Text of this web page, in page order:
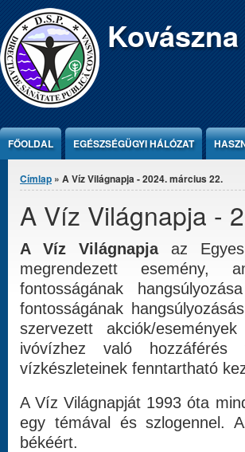
Jump to Content
FŐOLDAL EGÉSZSÉGÜGYI HÁLÓZAT
Jelenlegi hely
Címlap » A Víz Világnapja - 2024. március 22.
A Víz Világnapja -
A Víz Világnapjaaz
megrendezett esemény,
fontosságának
fontosságának
szervezett akciók/
ivóvízhez való
vízkészleteinek fenntartható
A Víz Világnapját 1993 óta
egy témával és szlogennel.
békéért.